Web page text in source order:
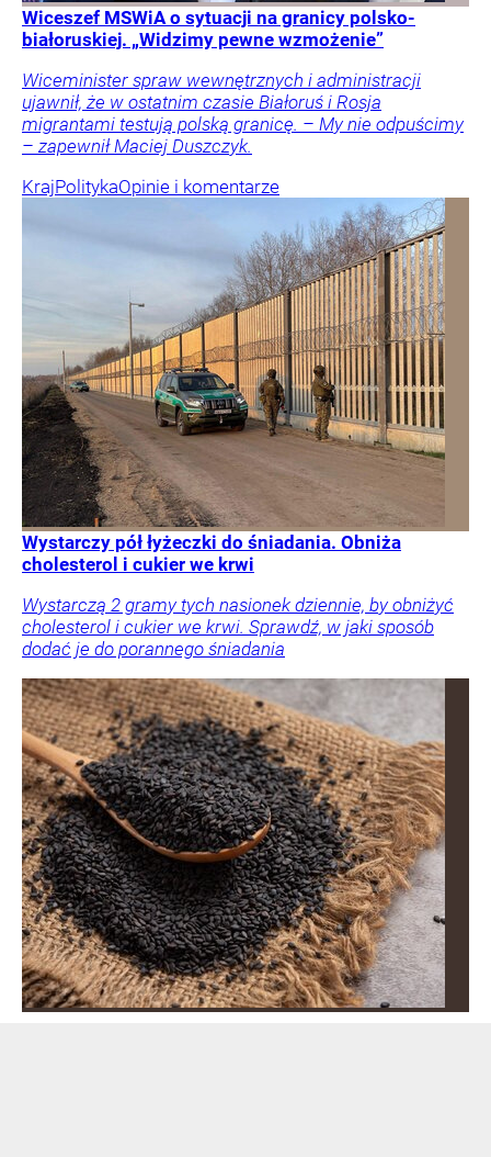
Wiceszef MSWiA o sytuacji na granicy polsko-
białoruskiej. „Widzimy pewne wzmożenie”
Wiceminister spraw wewnętrznych i administracji
ujawnił, że w ostatnim czasie Białoruś i Rosja
migrantami testują polską granicę. – My nie odpuścimy
– zapewnił Maciej Duszczyk.
KrajPolitykaOpinie i komentarze
Wystarczy pół łyżeczki do śniadania. Obniża
cholesterol i cukier we krwi
Wystarczą 2 gramy tych nasionek dziennie, by obniżyć
cholesterol i cukier we krwi. Sprawdź, w jaki sposób
dodać je do porannego śniadania